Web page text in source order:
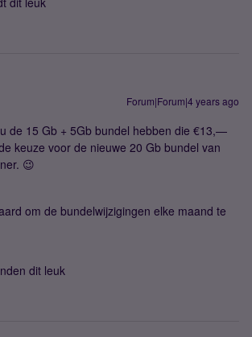
Forum|Forum|4 years ago
de 15 Gb + 5Gb bundel hebben die €13,—
keuze voor de nieuwe 20 Gb bundel van
😉
om de bundelwijzigingen elke maand te
dit leuk